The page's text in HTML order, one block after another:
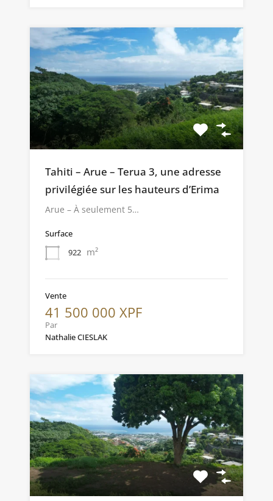
Tahiti – Arue – Terua 3, une adresse
privilégiée sur les hauteurs d’Erima
Arue – À seulement 5…
Surface
922 m²
Vente
41 500 000 XPF
Par
Nathalie CIESLAK